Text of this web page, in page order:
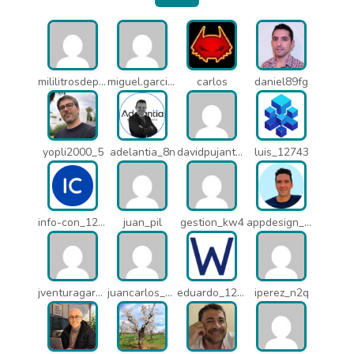
mililitrosdeperfume_lao miguel.garcia_l25 carlos daniel89fg
yopli2000_5 adelantia_8n davidpujantelopez_mrf luis_12743
info-con_12812 juan_pil gestion_kw4 appdesign_pbe
jventuragarcia_13040 juancarlos_ptr eduardo_12367 iperez_n2q